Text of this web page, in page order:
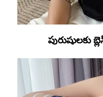
పురుషులకు